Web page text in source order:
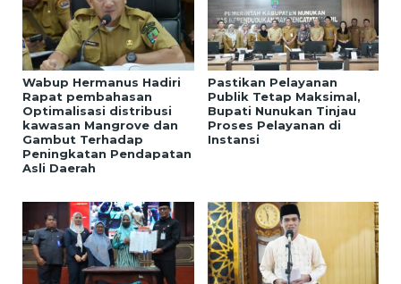
Wabup Hermanus Hadiri
Rapat pembahasan
Optimalisasi distribusi
kawasan Mangrove dan
Gambut Terhadap
Peningkatan Pendapatan
Asli Daerah
Pastikan Pelayanan
Publik Tetap Maksimal,
Bupati Nunukan Tinjau
Proses Pelayanan di
Instansi